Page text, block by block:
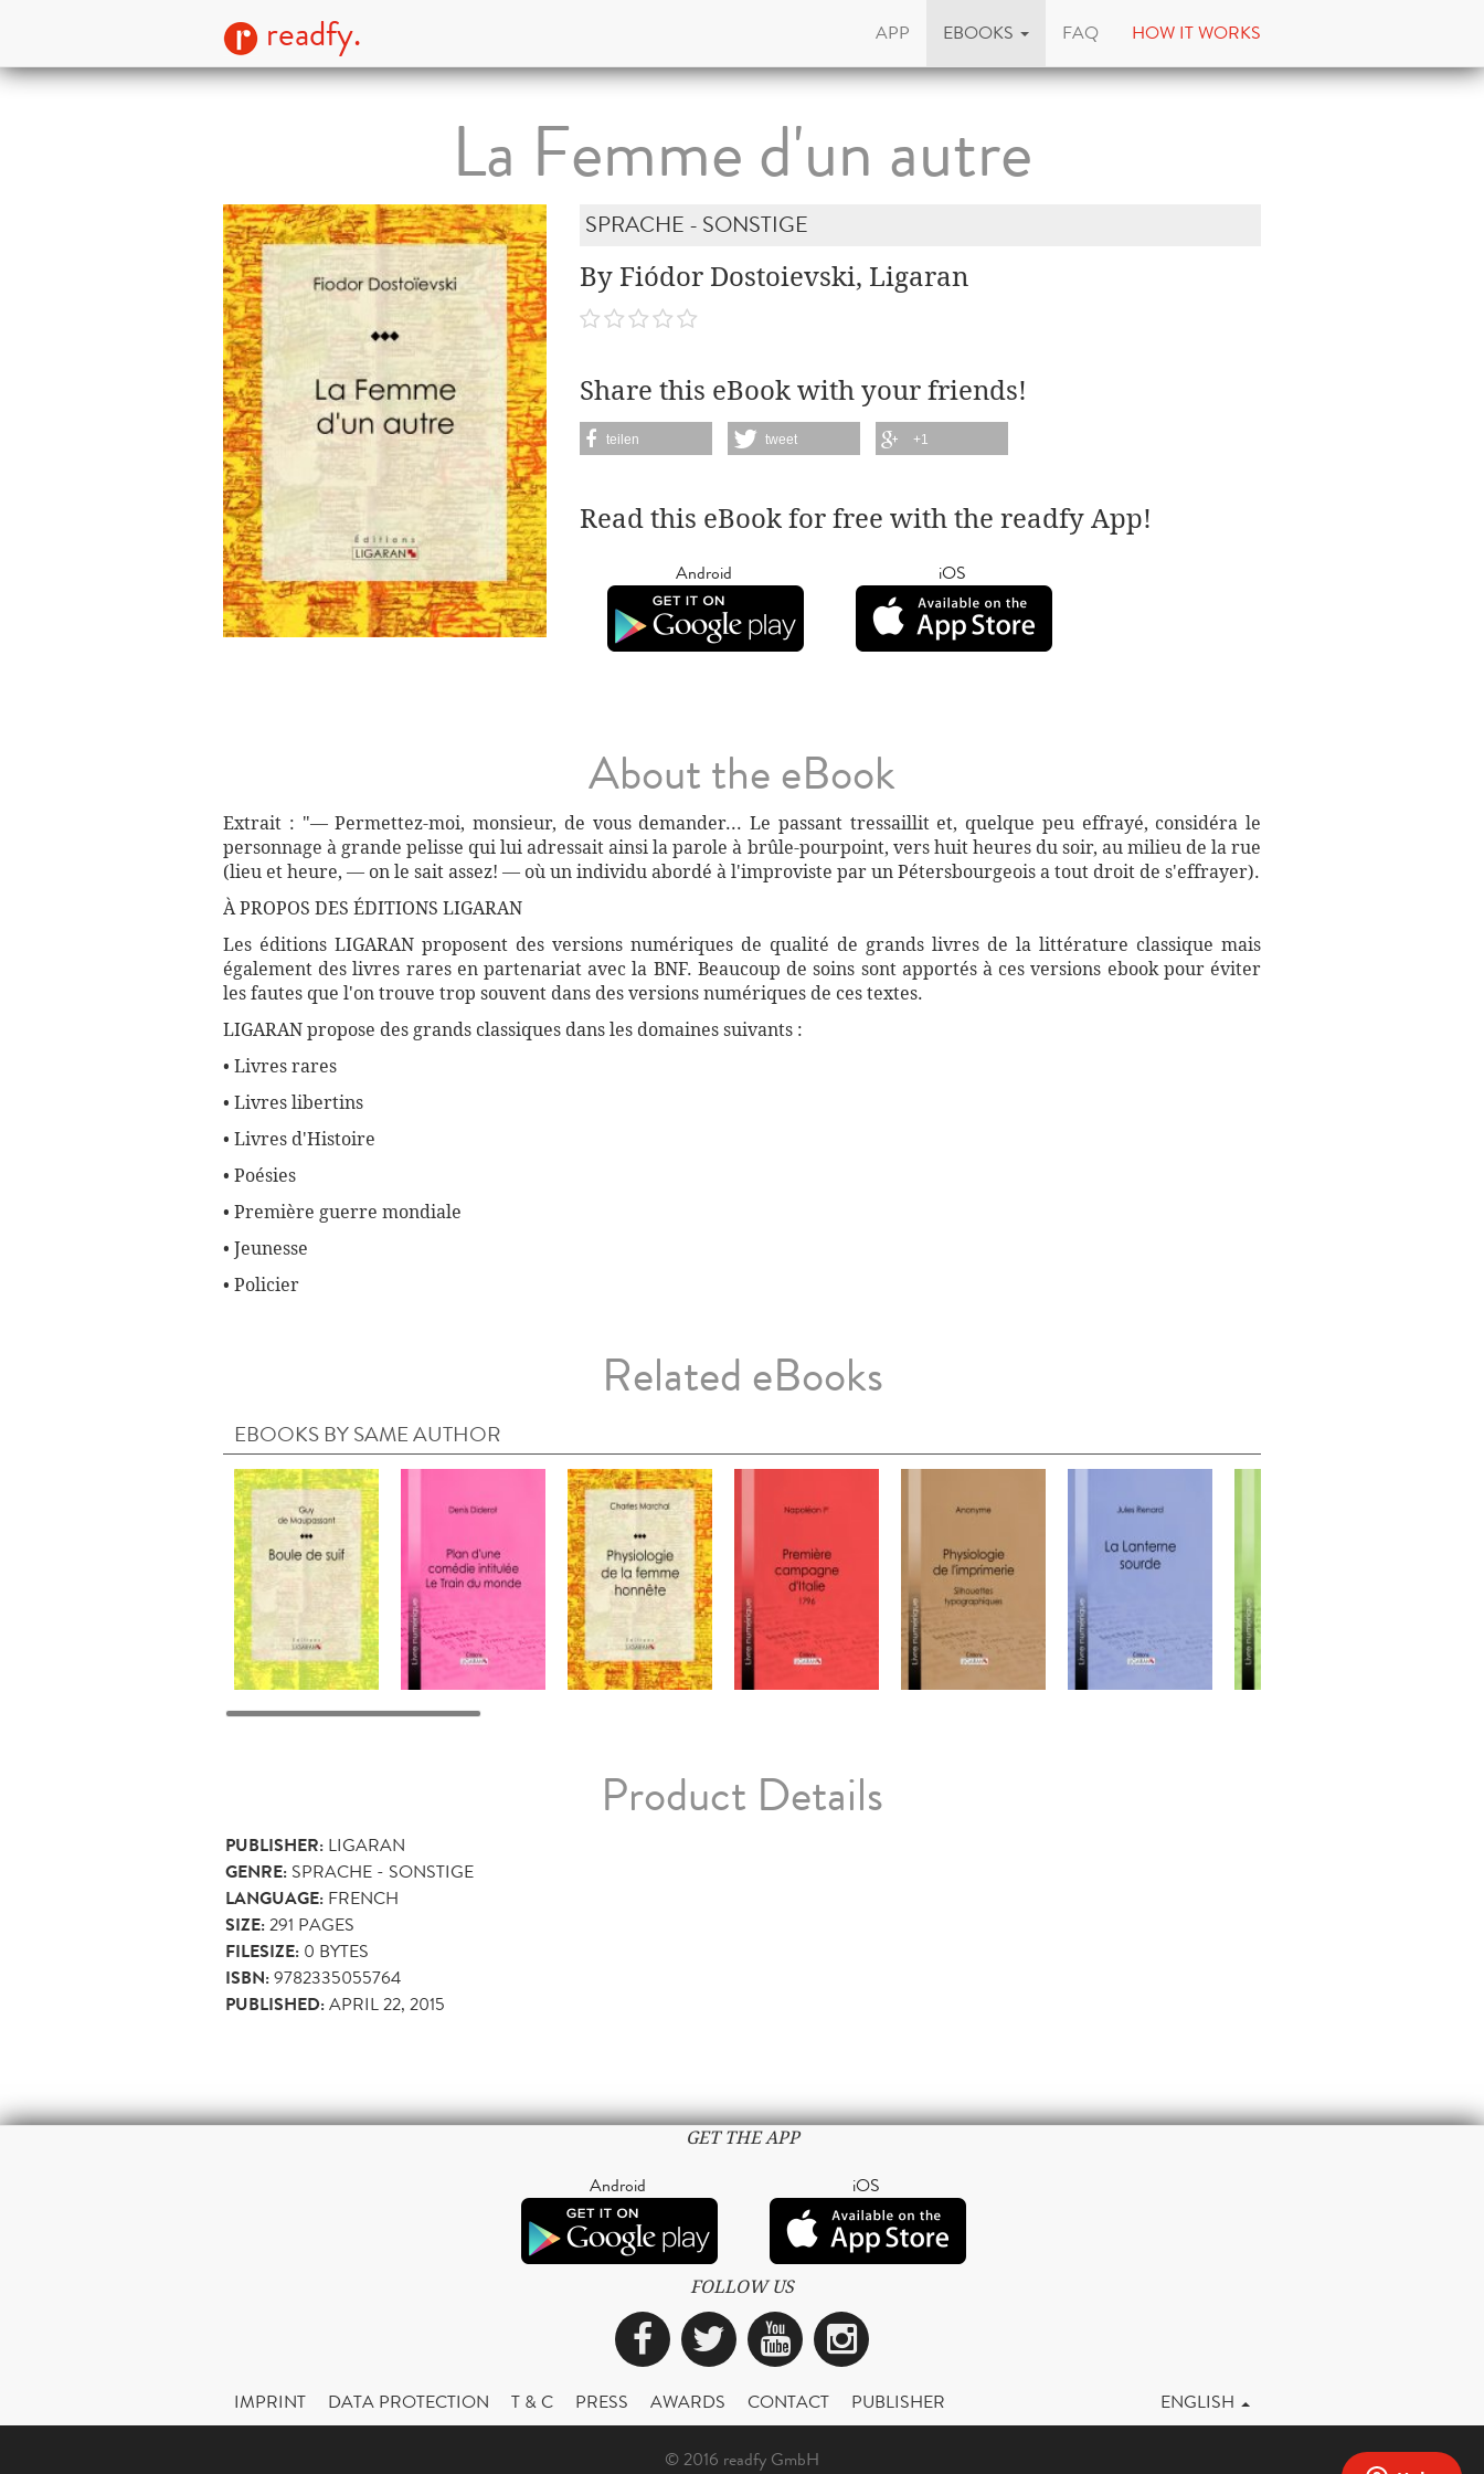
readfy. APP EBOOKS FAQ HOW IT WORKS
La Femme d'un autre
SPRACHE - SONSTIGE
By Fiódor Dostoievski, Ligaran
Share this eBook with your friends!
teilen tweet +1
Read this eBook for free with the readfy App!
Android iOS
About the eBook
Extrait : "— Permettez-moi, monsieur, de vous demander... Le passant tressaillit et, quelque peu effrayé, considéra le
personnage à grande pelisse qui lui adressait ainsi la parole à brûle-pourpoint, vers huit heures du soir, au milieu de la rue
(lieu et heure, — on le sait assez! — où un individu abordé à l'improviste par un Pétersbourgeois a tout droit de s'effrayer).
À PROPOS DES ÉDITIONS LIGARAN
Les éditions LIGARAN proposent des versions numériques de qualité de grands livres de la littérature classique mais
également des livres rares en partenariat avec la BNF. Beaucoup de soins sont apportés à ces versions ebook pour éviter
les fautes que l'on trouve trop souvent dans des versions numériques de ces textes.
LIGARAN propose des grands classiques dans les domaines suivants :
• Livres rares
• Livres libertins
• Livres d'Histoire
• Poésies
• Première guerre mondiale
• Jeunesse
• Policier
Related eBooks
EBOOKS BY SAME AUTHOR
Product Details
PUBLISHER: LIGARAN
GENRE: SPRACHE - SONSTIGE
LANGUAGE: FRENCH
SIZE:291 PAGES
FILESIZE: 0 BYTES
ISBN:9782335055764
PUBLISHED:APRIL 22, 2015
GET THE APP
Android iOS
FOLLOW US
Facebook
TwitterYouTubeInstagram
IMPRINT DATA PROTECTION T & C PRESS AWARDS CONTACT PUBLISHER ENGLISH
© 2016 readfy GmbH